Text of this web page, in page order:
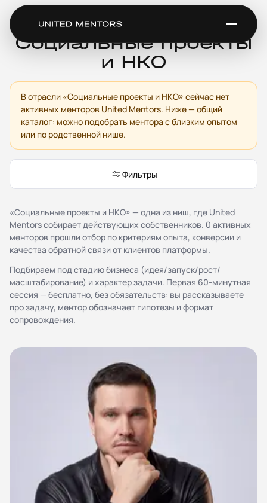
Ментор для
Социальные проекты
и НКО
В отрасли «Социальные проекты и НКО» сейчас нет
активных менторов United Mentors. Ниже — общий
каталог: можно подобрать ментора с близким опытом
или по родственной нише.
Фильтры
«Социальные проекты и НКО» — одна из ниш, где United
Mentors собирает действующих собственников. 0 активных
менторов прошли отбор по критериям опыта, конверсии и
качества обратной связи от клиентов платформы.
Подбираем под стадию бизнеса (идея/запуск/рост/
масштабирование) и характер задачи. Первая 60-минутная
сессия — бесплатно, без обязательств: вы рассказываете
про задачу, ментор обозначает гипотезы и формат
сопровождения.
Сервис
Каталог менторов
Как это работает
Отзывы
Стать ментором
Благотворительность
Журнал
Документы
Публичная оферта
Соглашение о конфиденциальности (NDA)
Политика конфиденциальности и обработки
персональных данных
Согласие на обработку персональных данных
Правила работы